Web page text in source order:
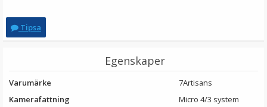
Tipsa
Egenskaper
Varumärke
7Artisans
Kamerafattning
Micro 4/3 system